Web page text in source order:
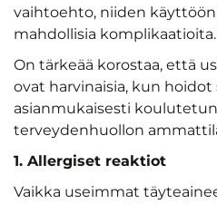
vaihtoehto, niiden
mahdollisia komplikaatioita.
On tärkeää korostaa, että
ovat harvinaisia, kun
asianmukaisesti
terveydenhuollon
1. Allergiset reaktiot
Vaikka useimmat